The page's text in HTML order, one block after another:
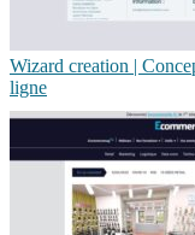
Wizard crea­tion |
ligne